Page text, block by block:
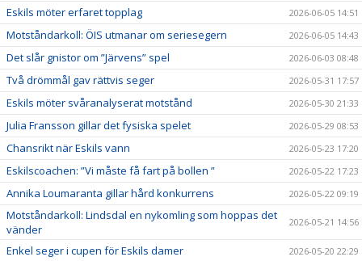
Eskils möter erfaret topplag 2026-06-05 14:51
Motståndarkoll: ÖIS utmanar om seriesegern 2026-06-05 14:43
Det slår gnistor om ”Järvens” spel 2026-06-03 08:48
Två drömmål gav rättvis seger 2026-05-31 17:57
Eskils möter svåranalyserat motstånd 2026-05-30 21:33
Julia Fransson gillar det fysiska spelet 2026-05-29 08:53
Chansrikt när Eskils vann 2026-05-23 17:20
Eskilscoachen: ”Vi måste få fart på bollen ” 2026-05-22 17:23
Annika Loumaranta gillar hård konkurrens 2026-05-22 09:19
Motståndarkoll: Lindsdal en nykomling som hoppas det
vänder
2026-05-21 14:56
Enkel seger i cupen för Eskils damer 2026-05-20 22:29